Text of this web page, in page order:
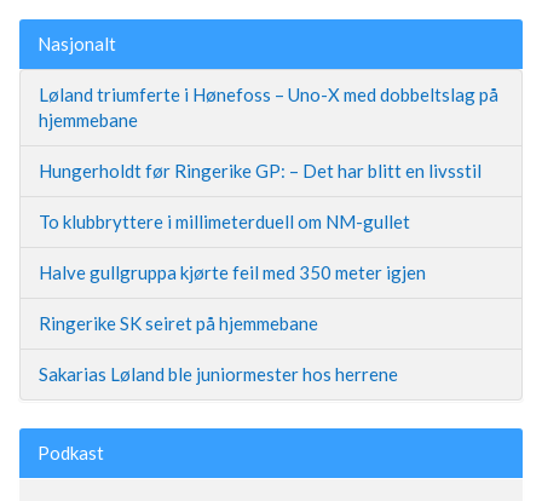
Nasjonalt
Løland triumferte i Hønefoss – Uno-X med dobbeltslag på
hjemmebane
Hungerholdt før Ringerike GP: – Det har blitt en livsstil
To klubbryttere i millimeterduell om NM-gullet
Halve gullgruppa kjørte feil med 350 meter igjen
Ringerike SK seiret på hjemmebane
Sakarias Løland ble juniormester hos herrene
Podkast